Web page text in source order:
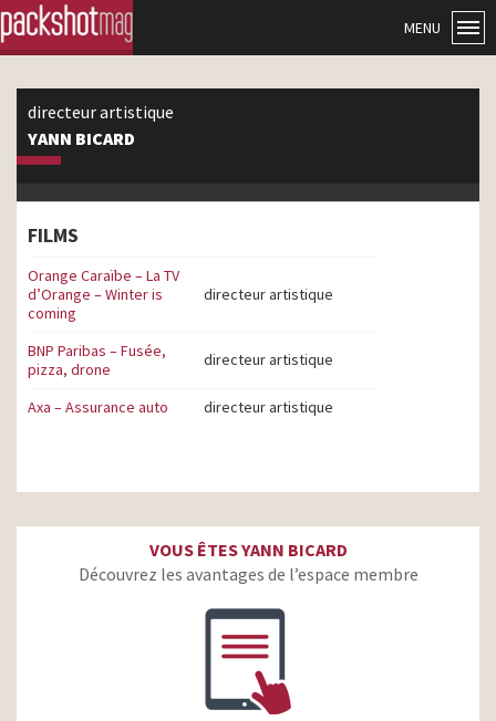
MENU
directeur artistique
YANN BICARD
FILMS
Orange Caraïbe – La TV
d’Orange – Winter is
coming
directeur artistique
BNP Paribas – Fusée,
pizza, drone
directeur artistique
Axa – Assurance auto directeur artistique
VOUS ÊTES YANN BICARD
Découvrez les avantages de l’espace membre